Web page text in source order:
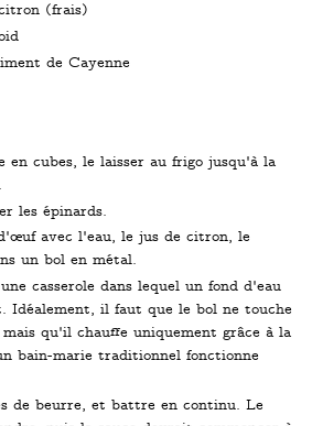
(frais)
de Cayenne
en cubes, le laisser au frigo jusqu'à la
les épinards.
avec l'eau, le jus de citron, le
un bol en métal.
casserole dans lequel un fond d'eau
Idéalement, il faut que le bol ne touche
qu'il chauffe uniquement grâce à la
bain-marie traditionnel fonctionne
de beurre, et battre en continu. Le